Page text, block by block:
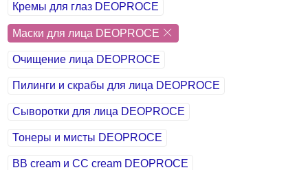
Кремы для глаз DEOPROCE
Маски для лица DEOPROCE
Очищение лица DEOPROCE
Пилинги и скрабы для лица DEOPROCE
Сыворотки для лица DEOPROCE
Тонеры и мисты DEOPROCE
BB cream и СС cream DEOPROCE